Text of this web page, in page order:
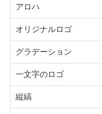
アロハ
オリジナルロゴ
グラデーション
一文字のロゴ
縦縞